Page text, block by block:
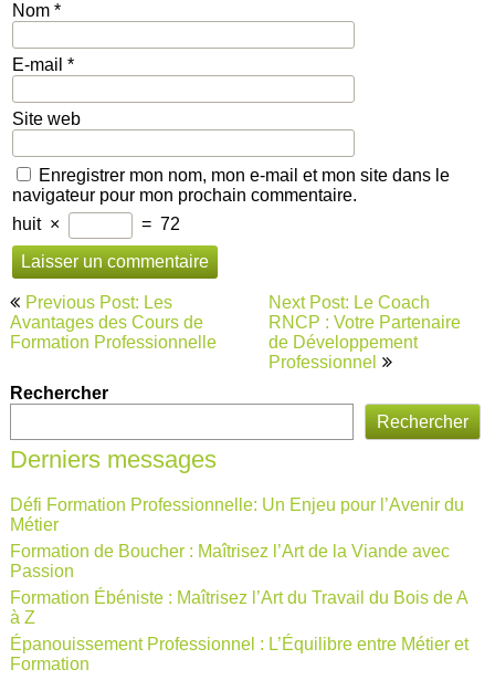
Nom *
E-mail *
Site web
Enregistrer mon nom, mon e-mail et mon site dans le
navigateur pour mon prochain commentaire.
huit × = 72
Navigation
de
l’article
Previous Post: Les
Avantages des Cours de
Formation Professionnelle
Next Post: Le Coach
RNCP : Votre Partenaire
de Développement
Professionnel
Rechercher
Rechercher
Derniers messages
Défi Formation Professionnelle: Un Enjeu pour l’Avenir du
Métier
Formation de Boucher : Maîtrisez l’Art de la Viande avec
Passion
Formation Ébéniste : Maîtrisez l’Art du Travail du Bois de A
à Z
Épanouissement Professionnel : L’Équilibre entre Métier et
Formation